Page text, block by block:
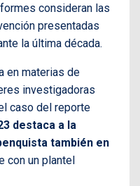
consideran las
presentadas
la última década.
en materias de
investigadoras
caso del reporte
destaca a la
también en
con un plantel